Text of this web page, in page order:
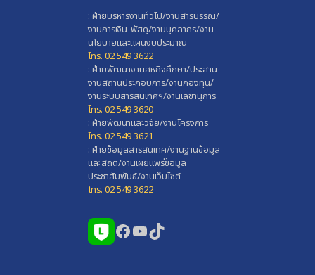
: ฝ่ายบริหารงานทั่วไป/งานสารบรรณ/
งานการเงิน-พัสดุ/งานบุคลากร/งาน
นโยบายและแผนงบประมาณ
โทร. 02 549 3622
: ฝ่ายพัฒนางานสหกิจศึกษา/ประสาน
งานสถานประกอบการ/งานกองทุน/
งานระบบสารสนเทศฯ/งานเลขานุการ
โทร. 02 549 3620
: ฝ่ายพัฒนาและวิจัย/งานโครงการ
โทร. 02 549 3621
: ฝ่ายข้อมูลสารสนเทศ/งานฐานข้อมูล
และสถิติ/งานเผยแพร่ข้อมูล
ประชาสัมพันธ์/งานเว็บไซต์
โทร. 02 549 3622
Facebook
YouTube
TikTok